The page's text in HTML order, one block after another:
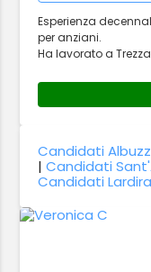
Esperienza
per anziani.
Ha lavorato a
Candidati
|Candidati
Candidati